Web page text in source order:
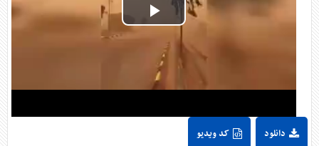
Play
Video
کد ویدیو دانلود